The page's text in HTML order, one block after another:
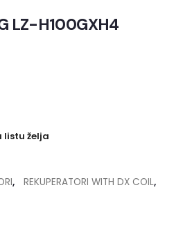
LZ-H100GXH4
listu želja
, REKUPERATORI WITH DX COIL,